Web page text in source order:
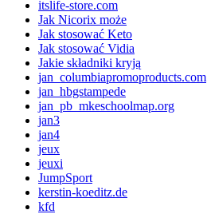
itslife-store.com
Jak Nicorix może
Jak stosować Keto
Jak stosować Vidia
Jakie składniki kryją
jan_columbiapromoproducts.com
jan_hbgstampede
jan_pb_mkeschoolmap.org
jan3
jan4
jeux
jeuxi
JumpSport
kerstin-koeditz.de
kfd